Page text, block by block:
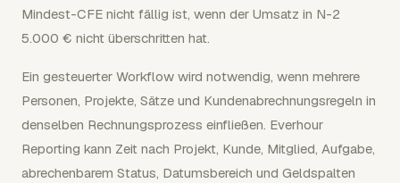
Mindest-CFE nicht fällig ist, wenn der Umsatz in N-2
5.000 € nicht überschritten hat.
Ein gesteuerter Workflow wird notwendig, wenn mehrere
Personen, Projekte, Sätze und Kundenabrechnungsregeln in
denselben Rechnungsprozess einfließen. Everhour
Reporting kann Zeit nach Projekt, Kunde, Mitglied, Aufgabe,
abrechenbarem Status, Datumsbereich und Geldspalten